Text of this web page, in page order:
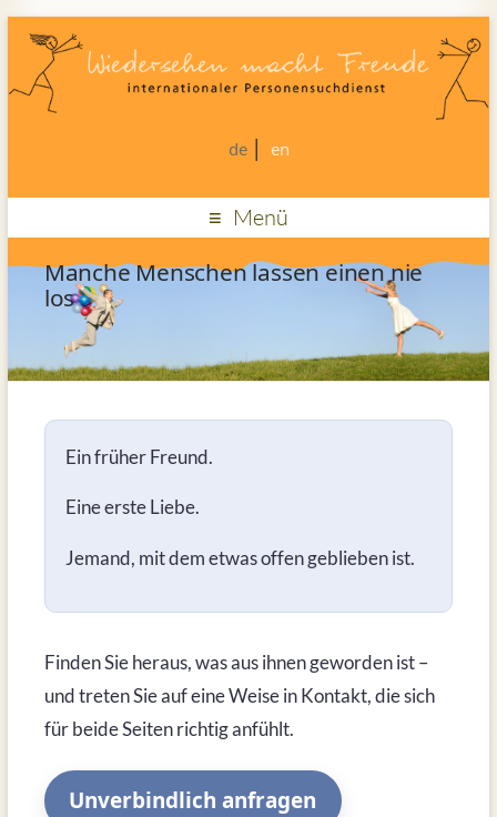
de en
Menü
Manche Menschen lassen einen nie
los
Ein früher Freund.
Eine erste Liebe.
Jemand, mit dem etwas offen geblieben ist.
Finden Sie heraus, was aus ihnen geworden ist –
und treten Sie auf eine Weise in Kontakt, die sich
für beide Seiten richtig anfühlt.
Unverbindlich anfragen